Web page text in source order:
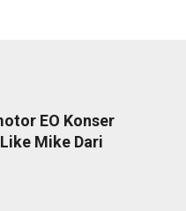
EO Konser
Mike Dari